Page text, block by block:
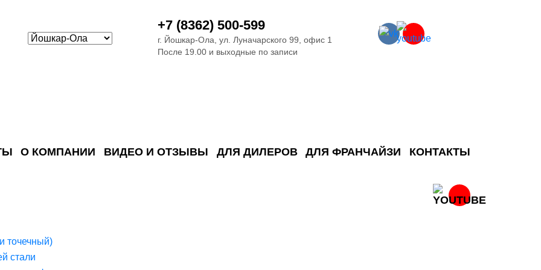
+7 (8362) 500-599
г. Йошкар-Ола, ул. Луначарского 99, офис 1
После 19.00 и выходные по записи
О КОМПАНИИ ВИДЕО И ОТЗЫВЫ ДЛЯ ДИЛЕРОВ ДЛЯ ФРАНЧАЙЗИ КОНТАКТЫ
точечный)
стали